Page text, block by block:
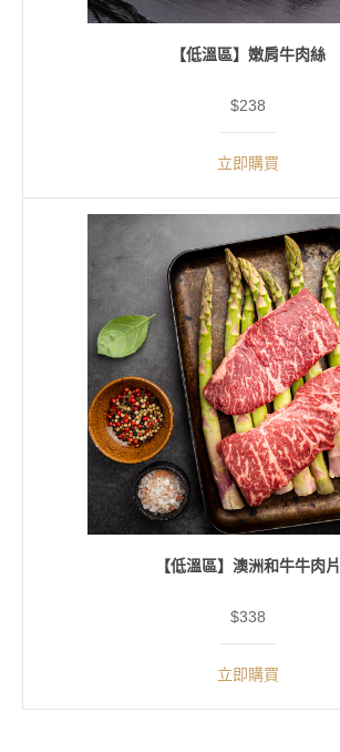
【低溫區】嫩肩牛肉絲
$238
立即購買
【低溫區】澳洲和牛牛肉片
$338
立即購買